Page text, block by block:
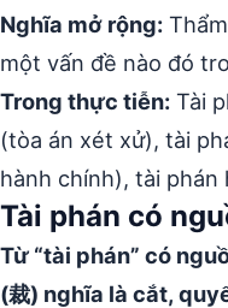
Nghĩa mở rộng:
một vấn đề nào đó
Trong thực tiễn: Tài
(tòa án xét xử), tài
hành chính), tài phán
Tài phán có
Từ “tài phán” có
(裁) nghĩa là cắt,